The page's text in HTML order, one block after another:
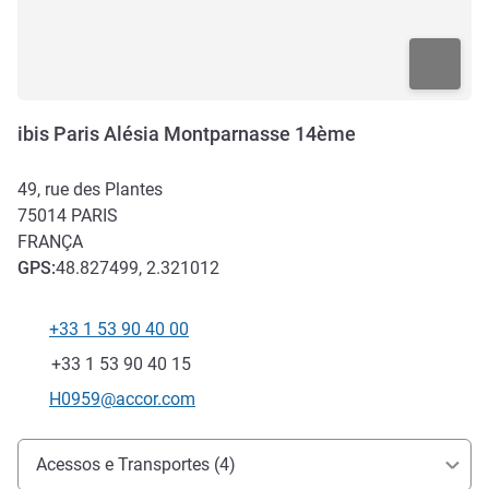
ibis Paris Alésia Montparnasse 14ème
49, rue des Plantes
75014 PARIS
FRANÇA
GPS:48.827499, 2.321012
Telefone
+33 1 53 90 40 00
Fax
+33 1 53 90 40 15
E-mail de contacto
H0959@accor.com
Acesso e transporte
Acessos e Transportes (4)